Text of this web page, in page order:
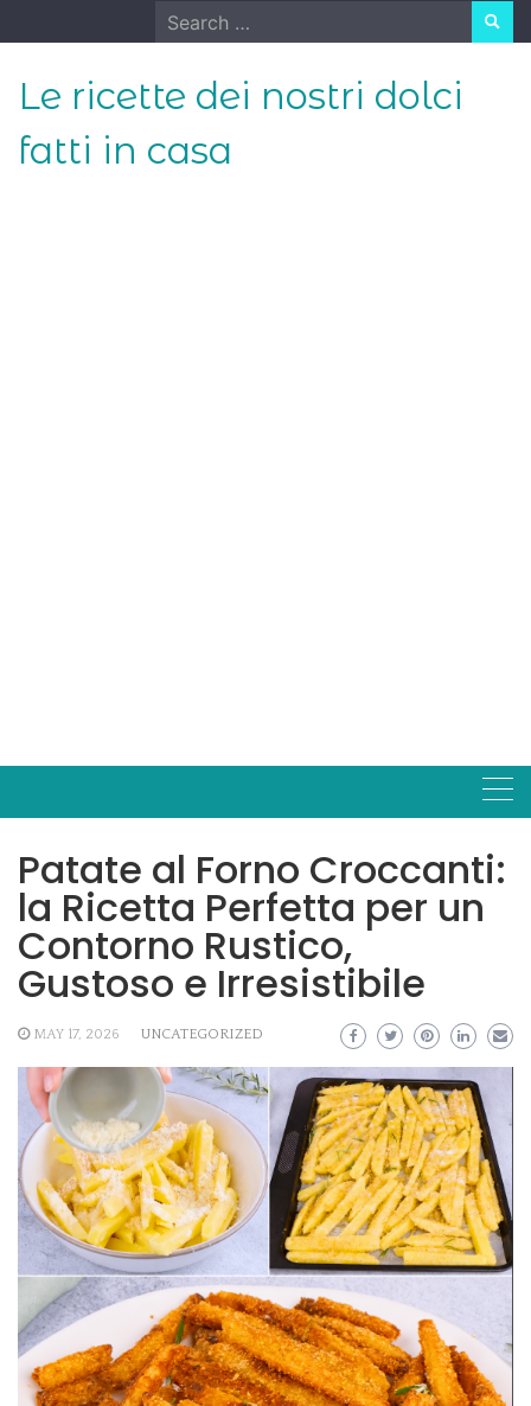
to
Search
for:
Le ricette dei nostri dolci
fatti in casa
Patate al Forno Croccanti:
la Ricetta Perfetta per un
Contorno Rustico,
Gustoso e Irresistibile
MAY 17, 2026 UNCATEGORIZED